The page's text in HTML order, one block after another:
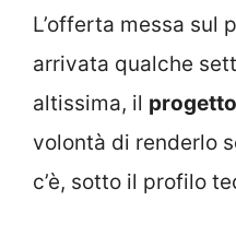
L’offerta messa sul
arrivata qualche
altissima, il
volontà di renderlo
c’è, sotto il profilo